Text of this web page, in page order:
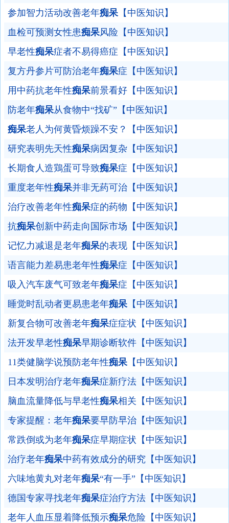
参加智力活动改善老年痴呆【中医知识】
血检可预测女性患痴呆风险【中医知识】
早老性痴呆症者不易得癌症【中医知识】
复方丹参片可防治老年痴呆症【中医知识】
用中药抗老年性痴呆前景看好【中医知识】
防老年痴呆从食物中“找矿”【中医知识】
痴呆老人为何黄昏烦躁不安？【中医知识】
研究表明先天性痴呆病因复杂【中医知识】
长期食人造鶏蛋可导致痴呆症【中医知识】
重度老年性痴呆并非无药可治【中医知识】
治疗改善老年性痴呆症的药物【中医知识】
抗痴呆创新中药走向国际市场【中医知识】
记忆力减退是老年痴呆的表现【中医知识】
语言能力差易患老年性痴呆症【中医知识】
吸入汽车废气可致老年痴呆症【中医知识】
睡觉时乱动者更易患老年痴呆【中医知识】
新复合物可改善老年痴呆症症状【中医知识】
法开发早老性痴呆早期诊断软件【中医知识】
11类健脑学说预防老年性痴呆【中医知识】
日本发明治疗老年痴呆症新疗法【中医知识】
脑血流量降低与早老性痴呆相关【中医知识】
专家提醒：老年痴呆要早防早治【中医知识】
常跌倒或为老年痴呆症早期症状【中医知识】
治疗老年痴呆中药有效成分的研究【中医知识】
六味地黄丸对老年痴呆“有一手”【中医知识】
德国专家寻找老年痴呆症治疗方法【中医知识】
老年人血压显着降低预示痴呆危险【中医知识】